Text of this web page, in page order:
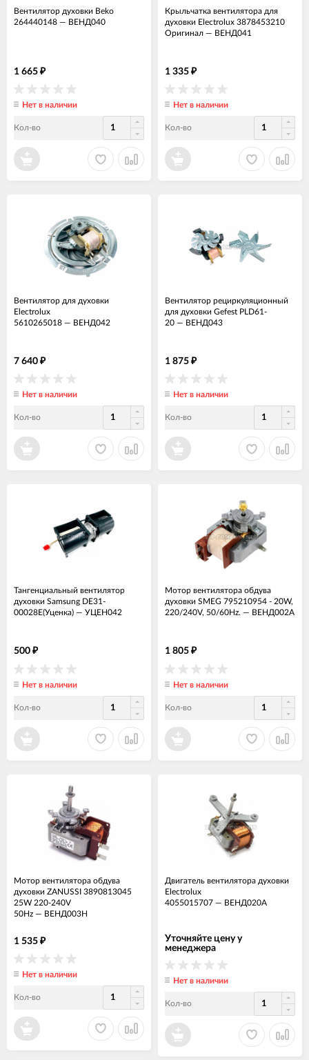
Вентилятор духовки Beko
264440148 — ВЕНД040
1 665 ₽
Нет в наличии
Кол-во
Крыльчатка вентилятора для
духовки Electrolux 3878453210
Оригинал — ВЕНД041
1 335 ₽
Нет в наличии
Кол-во
Вентилятор для духовки
Electrolux
5610265018 — ВЕНД042
7 640 ₽
Нет в наличии
Кол-во
Вентилятор рециркуляционный
для духовки Gefest PLD61-
20 — ВЕНД043
1 875 ₽
Нет в наличии
Кол-во
Тангенциальный вентилятор
духовки Samsung DE31-
00028E(Уценка) — УЦЕН042
500 ₽
Нет в наличии
Кол-во
Мотор вентилятора обдува
духовки SMEG 795210954 - 20W,
220/240V, 50/60Hz. — ВЕНД002А
1 805 ₽
Нет в наличии
Кол-во
Мотор вентилятора обдува
духовки ZANUSSI 3890813045
25W 220-240V
50Hz — ВЕНД003Н
1 535 ₽
Нет в наличии
Кол-во
Двигатель вентилятора духовки
Electrolux
4055015707 — ВЕНД020А
Уточняйте цену у
менеджера
Нет в наличии
Кол-во